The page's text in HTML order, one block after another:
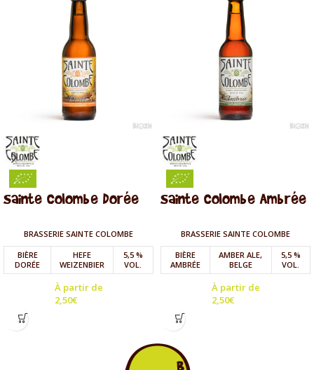
Sainte Colombe Dorée
BRASSERIE SAINTE COLOMBE
BIÈRE
DORÉE
HEFE
WEIZENBIER
5,5 %
VOL.
À partir de
2,50€
Sainte Colombe Ambrée
BRASSERIE SAINTE COLOMBE
BIÈRE
AMBRÉE
AMBER ALE,
BELGE
5,5 %
VOL.
À partir de
2,50€